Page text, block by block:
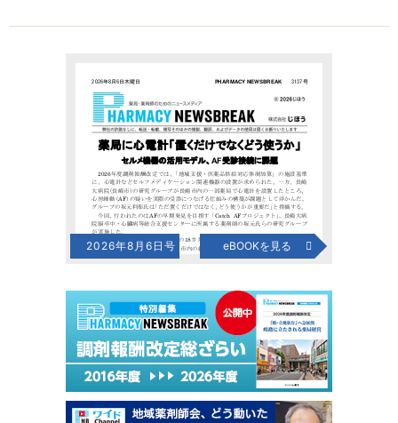
2026年8月6日号 eBOOKを見る